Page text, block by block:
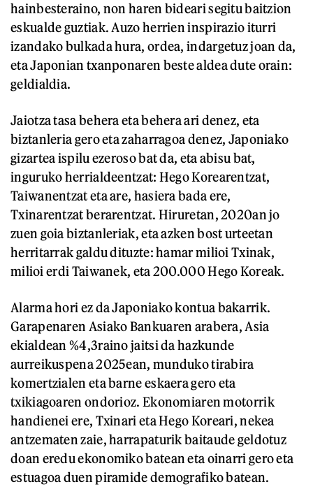
hainbesteraino, non haren bideari segitu baitzion
eskualde guztiak. Auzo herrien inspirazio iturri
izandako bulkada hura, ordea, indargetuz joan da,
eta Japonian txanponaren beste aldea dute orain:
geldialdia.
Jaiotza tasa behera eta behera ari denez, eta
biztanleria gero eta zaharragoa denez, Japoniako
gizartea ispilu ezeroso bat da, eta abisu bat,
inguruko herrialdeentzat: Hego Korearentzat,
Taiwanentzat eta are, hasiera bada ere,
Txinarentzat berarentzat. Hiruretan, 2020an jo
zuen goia biztanleriak, eta azken bost urteetan
herritarrak galdu dituzte: hamar milioi Txinak,
milioi erdi Taiwanek, eta 200.000 Hego Koreak.
Alarma hori ez da Japoniako kontua bakarrik.
Garapenaren Asiako Bankuaren arabera, Asia
ekialdean %4,3raino jaitsi da hazkunde
aurreikuspena 2025ean, munduko tirabira
komertzialen eta barne eskaera gero eta
txikiagoaren ondorioz. Ekonomiaren motorrik
handienei ere, Txinari eta Hego Koreari, nekea
antzematen zaie, harrapaturik baitaude geldotuz
doan eredu ekonomiko batean eta oinarri gero eta
estuagoa duen piramide demografiko batean.